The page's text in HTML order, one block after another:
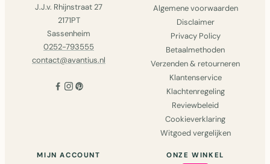
J.J.v. Rhijnstraat 27
2171PT
Sassenheim
0252-793555
contact@avantius.nl
Algemene voorwaarden
Disclaimer
Privacy Policy
Betaalmethoden
Verzenden & retourneren
Klantenservice
Klachtenregeling
Reviewbeleid
Cookieverklaring
Witgoed vergelijken
MIJN ACCOUNT ONZE WINKEL